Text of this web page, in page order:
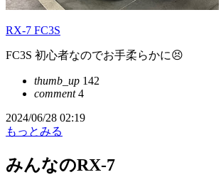
RX-7 FC3S
FC3S 初心者なのでお手柔らかに😣
thumb_up 142
comment4
2024/06/28 02:19
もっとみる
みんなのRX-7